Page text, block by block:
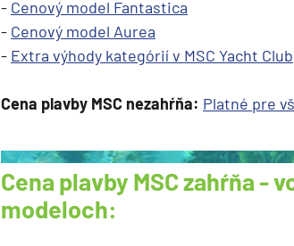
Grónsko
Island
Nórske fjordy a Pobaltie
Severná Európa
Severozápadná Európa
- Cenový model Fantastica
- Cenový model Aurea
- Extra výhody kategórií v MSC Yacht Club
Cena plavby MSC nezahŕňa: Platné pre
Cena plavby MSC zahŕňa -
modeloch: